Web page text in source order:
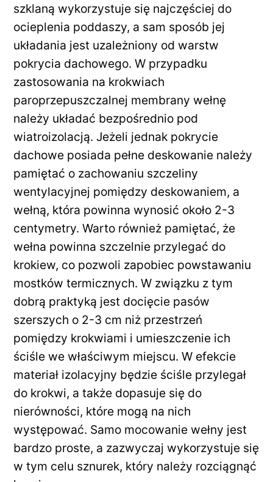
szklaną wykorzystuje się najczęściej do
ocieplenia poddaszy, a sam sposób jej
układania jest uzależniony od warstw
pokrycia dachowego. W przypadku
zastosowania na krokwiach
paroprzepuszczalnej membrany wełnę
należy układać bezpośrednio pod
wiatroizolacją. Jeżeli jednak pokrycie
dachowe posiada pełne deskowanie należy
pamiętać o zachowaniu szczeliny
wentylacyjnej pomiędzy deskowaniem, a
wełną, która powinna wynosić około 2-3
centymetry. Warto również pamiętać, że
wełna powinna szczelnie przylegać do
krokiew, co pozwoli zapobiec powstawaniu
mostków termicznych. W związku z tym
dobrą praktyką jest docięcie pasów
szerszych o 2-3 cm niż przestrzeń
pomiędzy krokwiami i umieszczenie ich
ściśle we właściwym miejscu. W efekcie
materiał izolacyjny będzie ściśle przylegał
do krokwi, a także dopasuje się do
nierówności, które mogą na nich
występować. Samo mocowanie wełny jest
bardzo proste, a zazwyczaj wykorzystuje się
w tym celu sznurek, który należy rozciągnąć